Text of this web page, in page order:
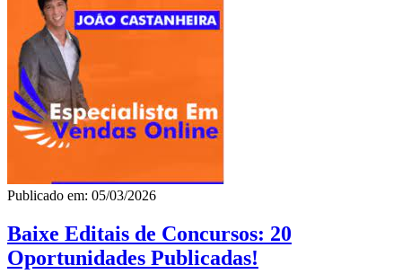
Publicado em: 05/03/2026
Baixe Editais de Concursos: 20
Oportunidades Publicadas!